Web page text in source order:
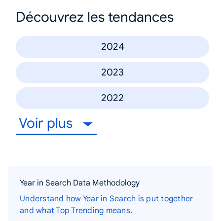
Découvrez les tendances
2024
2023
2022
Voir plus
Year in Search Data Methodology
Understand how Year in Search is put together
and what Top Trending means.